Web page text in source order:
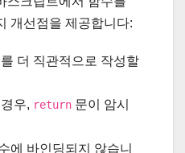
개선점을 제공합니다:
더 직관적으로 작성할
우, return 문이 암시
에 바인딩되지 않습니